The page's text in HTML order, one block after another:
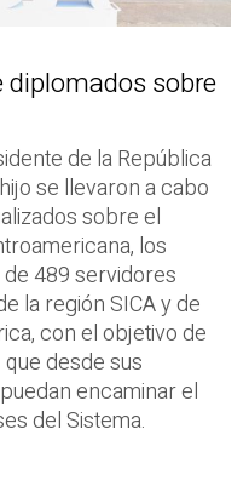
sobre
de la República
se llevaron a cabo
sobre el
los
489 servidores
la región SICA y de
con el objetivo de
desde sus
encaminar el
del Sistema.